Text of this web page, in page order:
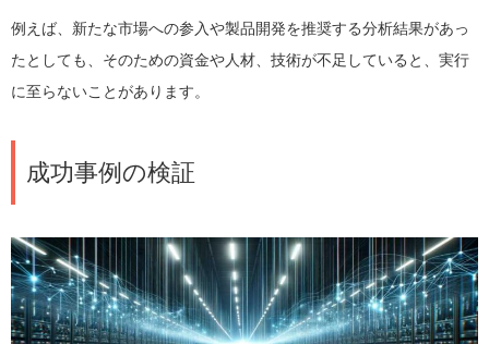
例えば、新たな市場への参入や製品開発を推奨する分析結果があっ
たとしても、そのための資金や人材、技術が不足していると、実行
に至らないことがあります。
成功事例の検証